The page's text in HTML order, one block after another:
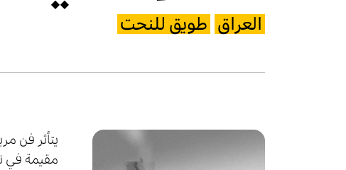
العراق طويق للنحت
یتأثر فن
مقیمة في